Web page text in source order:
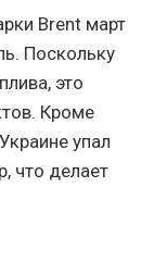
Brent март
Поскольку
это
Кроме
упал
что делает